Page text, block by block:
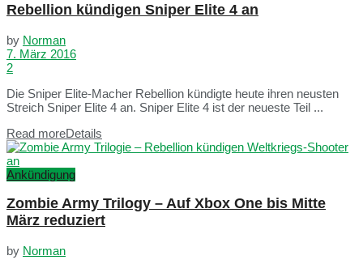
Rebellion kündigen Sniper Elite 4 an
by Norman
7. März 2016
2
Die Sniper Elite-Macher Rebellion kündigte heute ihren neusten
Streich Sniper Elite 4 an. Sniper Elite 4 ist der neueste Teil ...
Read moreDetails
Ankündigung
Zombie Army Trilogy – Auf Xbox One bis Mitte
März reduziert
by Norman